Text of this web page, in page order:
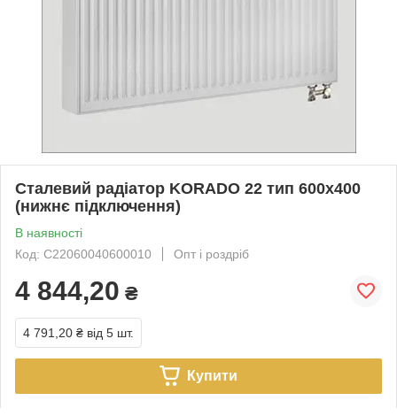
Сталевий радіатор KORADO 22 тип 600х400
(нижнє підключення)
В наявності
Код: C22060040600010
Опт і роздріб
4 844,20 ₴
4 791,20 ₴ від 5 шт.
Купити